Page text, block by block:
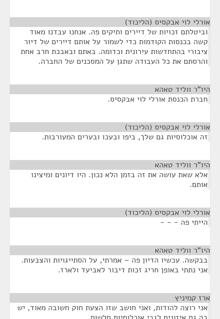
אורלי לוי אבקסיס (הליכוד)
וביטלתם זכויות של דיירים ותיקים פה. אנחנו עבדנו מאוד
קשה בכנסות הקודמות כדי לשמור על אותם דיירים של דיור
ציבורי בהתחדשות עירונית וכדומה. באתם ובאבכת חרב אחת
והרסתם את כל העבודה שתגן על המסכנים של החברה.
היו"ר ווליד טאהא
חברת הכנסת אורלי לוי אבקסיס.
אורלי לוי אבקסיס (הליכוד)
זה אוכלוסיות גם שלך, ביפו ובעכו ובערים המעורבות.
היו"ר ווליד טאהא
אלא שאת עושה את זה בזמן הלא נכון. היו דיונים ומיצינו
אותם.
אורלי לוי אבקסיס (הליכוד)
הייתי פה - - -
היו"ר ווליד טאהא
בבקשה. עכשיו הדיון פה – אמרתי, על הסתייגויות והצבעות.
אני נתתי באופן חריג זכות דיבור לאביעד ולארז.
ארז קמיניץ
אני רוצה להודות, ואני חושב שזו הצעת חוק חשובה מאוד, יש